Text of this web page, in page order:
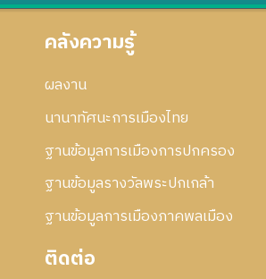
คลังความรู้
ผลงาน
นานาทัศนะการเมืองไทย
ฐานข้อมูลการเมืองการปกครอง
ฐานข้อมูลรางวัลพระปกเกล้า
ฐานข้อมูลการเมืองภาคพลเมือง
ติดต่อ